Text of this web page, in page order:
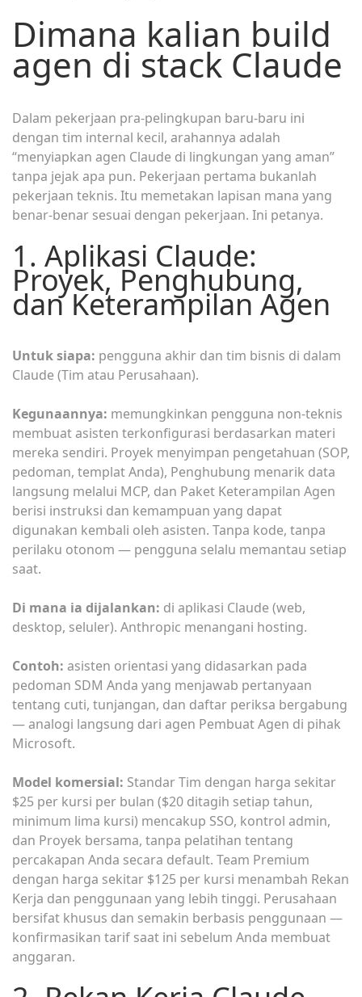
Dimana kalian build
agen di stack Claude
Dalam pekerjaan pra-pelingkupan baru-baru ini
dengan tim internal kecil, arahannya adalah
“menyiapkan agen Claude di lingkungan yang aman”
tanpa jejak apa pun. Pekerjaan pertama bukanlah
pekerjaan teknis. Itu memetakan lapisan mana yang
benar-benar sesuai dengan pekerjaan. Ini petanya.
1. Aplikasi Claude:
Proyek, Penghubung,
dan Keterampilan Agen
Untuk siapa: pengguna akhir dan tim bisnis di dalam
Claude (Tim atau Perusahaan).
Kegunaannya: memungkinkan pengguna non-teknis
membuat asisten terkonfigurasi berdasarkan materi
mereka sendiri. Proyek menyimpan pengetahuan (SOP,
pedoman, templat Anda), Penghubung menarik data
langsung melalui MCP, dan Paket Keterampilan Agen
berisi instruksi dan kemampuan yang dapat
digunakan kembali oleh asisten. Tanpa kode, tanpa
perilaku otonom — pengguna selalu memantau setiap
saat.
Di mana ia dijalankan: di aplikasi Claude (web,
desktop, seluler). Anthropic menangani hosting.
Contoh: asisten orientasi yang didasarkan pada
pedoman SDM Anda yang menjawab pertanyaan
tentang cuti, tunjangan, dan daftar periksa bergabung
— analogi langsung dari agen Pembuat Agen di pihak
Microsoft.
Model komersial: Standar Tim dengan harga sekitar
$25 per kursi per bulan ($20 ditagih setiap tahun,
minimum lima kursi) mencakup SSO, kontrol admin,
dan Proyek bersama, tanpa pelatihan tentang
percakapan Anda secara default. Team Premium
dengan harga sekitar $125 per kursi menambah Rekan
Kerja dan penggunaan yang lebih tinggi. Perusahaan
bersifat khusus dan semakin berbasis penggunaan —
konfirmasikan tarif saat ini sebelum Anda membuat
anggaran.